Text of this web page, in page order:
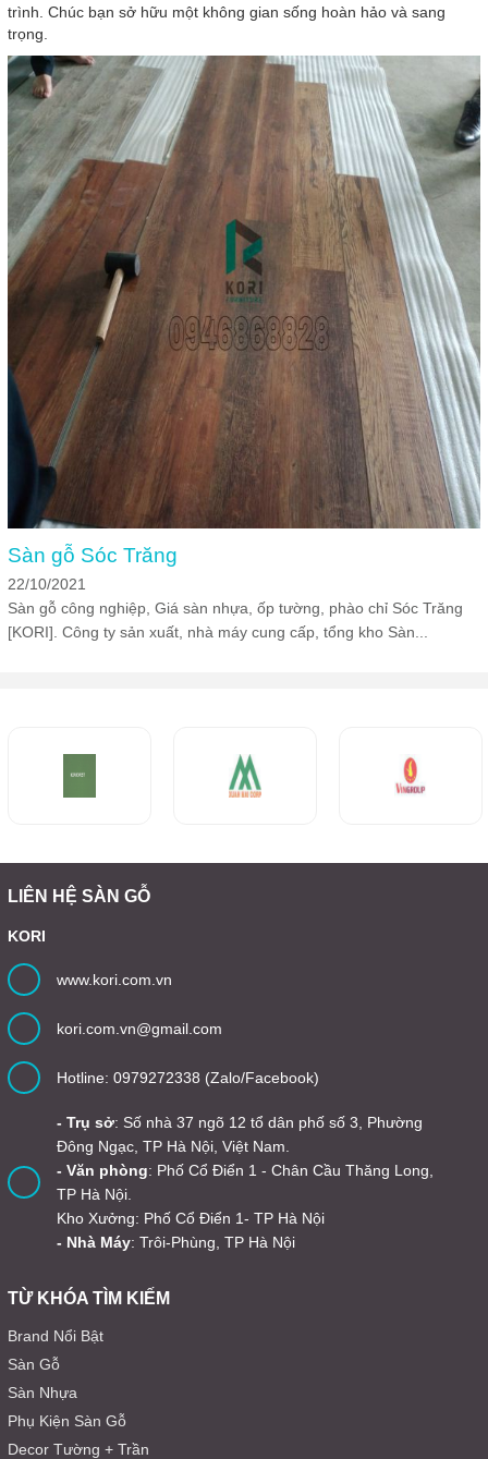
trình. Chúc bạn sở hữu một không gian sống hoàn hảo và sang
trọng.
Sàn gỗ Sóc Trăng
22/10/2021
Sàn gỗ công nghiệp, Giá sàn nhựa, ốp tường, phào chỉ Sóc Trăng
[KORI]. Công ty sản xuất, nhà máy cung cấp, tổng kho Sàn...
LIÊN HỆ SÀN GỖ
KORI
www.kori.com.vn
kori.com.vn@gmail.com
Hotline: 0979272338 (Zalo/Facebook)
- Trụ sở: Số nhà 37 ngõ 12 tổ dân phố số 3, Phường
Đông Ngạc, TP Hà Nội, Việt Nam.
- Văn phòng: Phố Cổ Điển 1 - Chân Cầu Thăng Long,
TP Hà Nội.
Kho Xưởng: Phố Cổ Điển 1- TP Hà Nội
- Nhà Máy: Trôi-Phùng, TP Hà Nội
TỪ KHÓA TÌM KIẾM
Brand Nổi Bật
Sàn Gỗ
Sàn Nhựa
Phụ Kiện Sàn Gỗ
Decor Tường + Trần